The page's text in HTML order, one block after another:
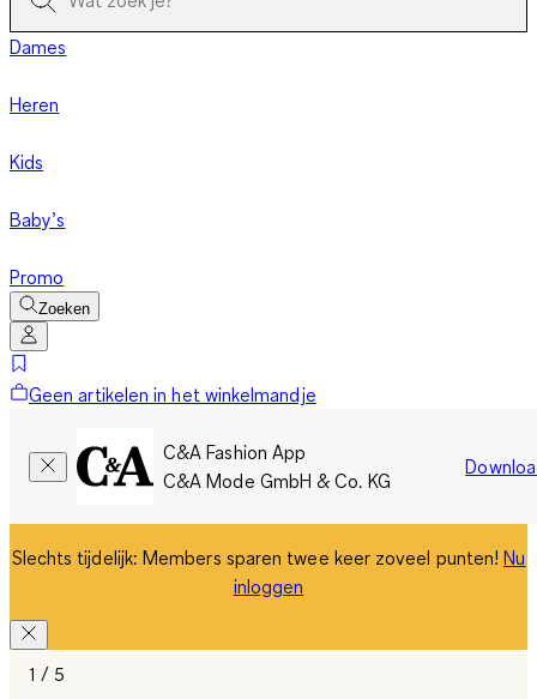
Dames
Heren
Kids
Baby’s
Promo
Zoeken
Geen artikelen in het winkelmandje
C&A Fashion App
C&A Mode GmbH & Co. KG
Slechts tijdelijk: Members sparen twee keer zoveel punten!Nu
inloggen
1 / 5